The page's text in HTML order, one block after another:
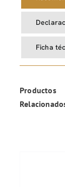
Ficha
Productos